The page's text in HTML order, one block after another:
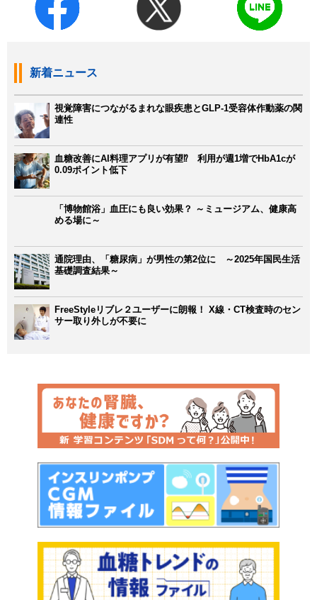
新着ニュース
視覚障害につながるまれな眼疾患とGLP-1受容体作動薬の関
連性
血糖改善にAI料理アプリが有望⁉ 利用が週1増でHbA1cが
0.09ポイント低下
「博物館浴」血圧にも良い効果？ ～ミュージアム、健康高
める場に～
通院理由、「糖尿病」が男性の第2位に ～2025年国民生活
基礎調査結果～
FreeStyleリブレ２ユーザーに朗報！ X線・CT検査時のセン
サー取り外しが不要に